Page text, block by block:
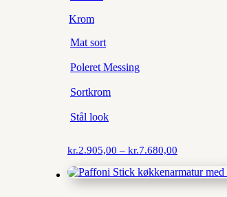
Krom
Mat sort
Poleret Messing
Sortkrom
Stål look
kr.2.905,00 – kr.7.680,00
kr.2.905,00